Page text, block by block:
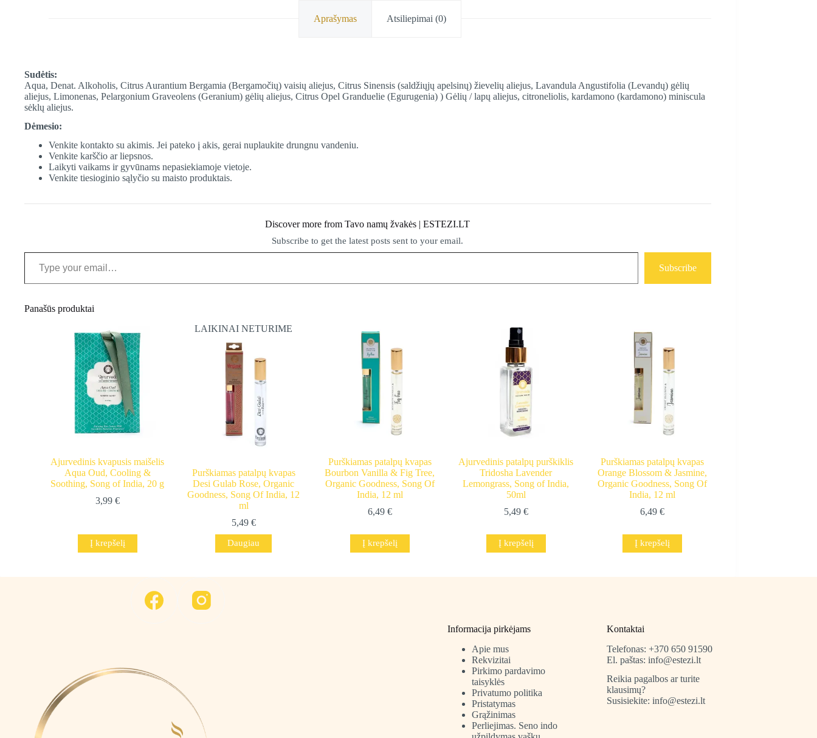
Aprašymas Atsiliepimai (0)
Sudėtis:
Aqua, Denat. Alkoholis, Citrus Aurantium Bergamia (Bergamočių) vaisių aliejus, Citrus Sinensis (saldžiųjų apelsinų) žievelių aliejus, Lavandula Angustifolia (Levandų) gėlių
aliejus, Limonenas, Pelargonium Graveolens (Geranium) gėlių aliejus, Citrus Opel Granduelie (Egurugenia) ) Gėlių / lapų aliejus, citroneliolis, kardamono (kardamono) miniscula
sėklų aliejus.
Dėmesio:
Venkite kontakto su akimis. Jei pateko į akis, gerai nuplaukite drungnu vandeniu.
Venkite karščio ar liepsnos.
Laikyti vaikams ir gyvūnams nepasiekiamoje vietoje.
Venkite tiesioginio sąlyčio su maisto produktais.
Discover more from Tavo namų žvakės | ESTEZI.LT
Subscribe to get the latest posts sent to your email.
Type your email…
Subscribe
Panašūs produktai
Ajurvedinis kvapusis maišelis
Aqua Oud, Cooling &
Soothing, Song of India, 20 g
3,99 €
Į krepšelį
LAIKINAI NETURIME
Purškiamas patalpų kvapas
Desi Gulab Rose, Organic
Goodness, Song Of India, 12
ml
5,49 €
Daugiau
Purškiamas patalpų kvapas
Bourbon Vanilla & Fig Tree,
Organic Goodness, Song Of
India, 12 ml
6,49 €
Į krepšelį
Ajurvedinis patalpų purškiklis
Tridosha Lavender
Lemongrass, Song of India,
50ml
5,49 €
Į krepšelį
Purškiamas patalpų kvapas
Orange Blossom & Jasmine,
Organic Goodness, Song Of
India, 12 ml
6,49 €
Į krepšelį
Informacija pirkėjams
Apie mus
Rekvizitai
Pirkimo pardavimo
taisyklės
Privatumo politika
Pristatymas
Grąžinimas
Perliejimas. Seno indo
Kontaktai
Telefonas: +370 650 91590
El. paštas: info@estezi.lt
Reikia pagalbos ar turite
klausimų?
Susisiekite: info@estezi.lt